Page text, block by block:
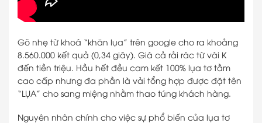
Gõ nhẹ từ khoá “khăn lụa” trên google cho ra khoảng
8.560.000 kết quả (0,34 giây). Giá cả rải rác từ vài K
đến tiền triệu. Hầu hết đều cam kết 100% lụa tơ tằm
cao cấp nhưng đa phần là vải tổng hợp được đặt tên
“LỤA” cho sang miệng nhằm thao túng khách hàng.
Nguyên nhân chính cho việc sự phổ biến của lụa tơ